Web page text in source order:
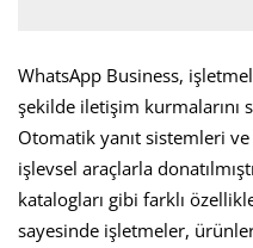
WhatsApp Business,
şekilde iletişim kurmalarını
Otomatik yanıt sistemleri
işlevsel araçlarla
katalogları gibi farklı
sayesinde işletmeler,